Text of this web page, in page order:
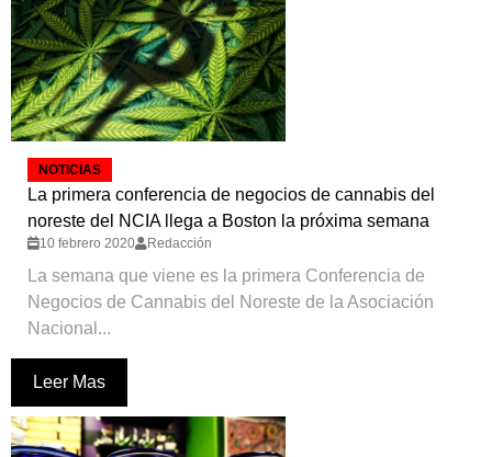
NOTICIAS
La primera conferencia de negocios de cannabis del
noreste del NCIA llega a Boston la próxima semana
10 febrero 2020 Redacción
La semana que viene es la primera Conferencia de
Negocios de Cannabis del Noreste de la Asociación
Nacional...
Leer Mas